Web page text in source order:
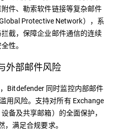
件、勒索软件链接等复杂邮件
Protective Network），系
截，保障企业邮件通信的连续
性。
外部邮件风险
Bitdefender 同时监控内部邮件
用风险。支持对所有 Exchange
备及共享邮箱）的全面保护，
满足合规要求。